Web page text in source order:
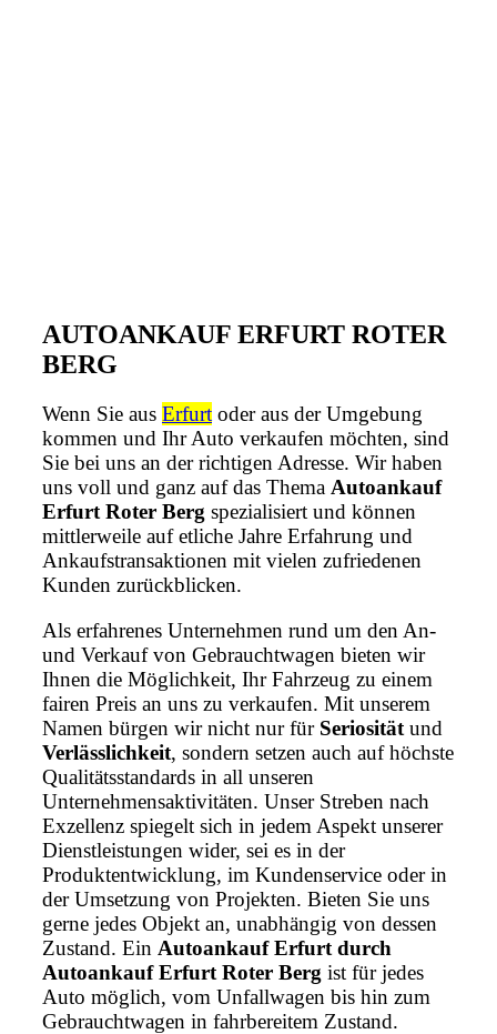
AUTOANKAUF ERFURT ROTER
BERG
Wenn Sie aus Erfurt oder aus der Umgebung
kommen und Ihr Auto verkaufen möchten, sind
Sie bei uns an der richtigen Adresse. Wir haben
uns voll und ganz auf das Thema Autoankauf
Erfurt Roter Berg spezialisiert und können
mittlerweile auf etliche Jahre Erfahrung und
Ankaufstransaktionen mit vielen zufriedenen
Kunden zurückblicken.
Als erfahrenes Unternehmen rund um den An-
und Verkauf von Gebrauchtwagen bieten wir
Ihnen die Möglichkeit, Ihr Fahrzeug zu einem
fairen Preis an uns zu verkaufen. Mit unserem
Namen bürgen wir nicht nur für Seriosität und
Verlässlichkeit, sondern setzen auch auf höchste
Qualitätsstandards in all unseren
Unternehmensaktivitäten. Unser Streben nach
Exzellenz spiegelt sich in jedem Aspekt unserer
Dienstleistungen wider, sei es in der
Produktentwicklung, im Kundenservice oder in
der Umsetzung von Projekten. Bieten Sie uns
gerne jedes Objekt an, unabhängig von dessen
Zustand. Ein Autoankauf Erfurt durch
Autoankauf Erfurt Roter Berg ist für jedes
Auto möglich, vom Unfallwagen bis hin zum
Gebrauchtwagen in fahrbereitem Zustand.